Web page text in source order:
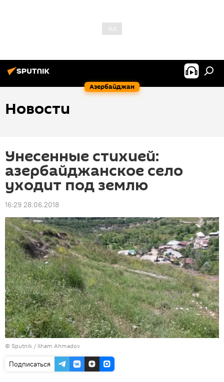
Азербайджан
Новости
Унесенные стихией:
азербайджанское село
уходит под землю
16:29 28.06.2018
© Sputnik / Ilham Ahmadov
Подписаться